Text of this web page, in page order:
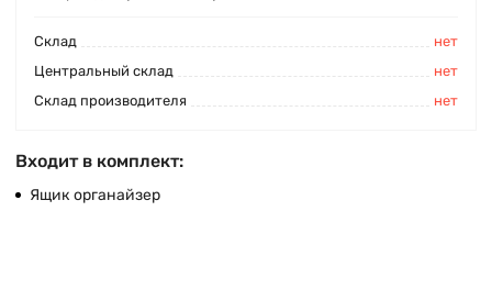
Cклад
нет
Центральный склад
нет
Склад производителя
нет
Входит в комплект:
Ящик органайзер